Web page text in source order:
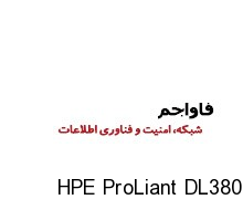
HPE ProLiant